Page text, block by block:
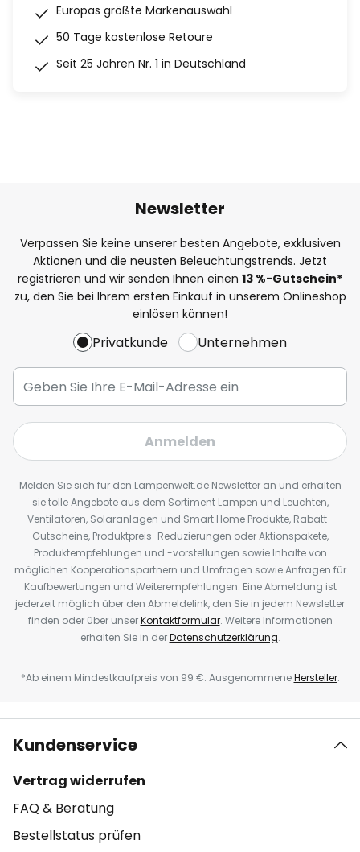
Europas größte Markenauswahl
50 Tage kostenlose Retoure
Seit 25 Jahren Nr. 1 in Deutschland
Newsletter
Verpassen Sie keine unserer besten Angebote, exklusiven
Aktionen und die neusten Beleuchtungstrends. Jetzt
registrieren und wir senden Ihnen einen 13 %-Gutschein*
zu, den Sie bei Ihrem ersten Einkauf in unserem Onlineshop
einlösen können!
Privatkunde Unternehmen
Anmelden
Melden Sie sich für den Lampenwelt.de Newsletter an und erhalten
sie tolle Angebote aus dem Sortiment Lampen und Leuchten,
Ventilatoren, Solaranlagen und Smart Home Produkte, Rabatt-
Gutscheine, Produktpreis-Reduzierungen oder Aktionspakete,
Produktempfehlungen und -vorstellungen sowie Inhalte von
möglichen Kooperationspartnern und Umfragen sowie Anfragen für
Kaufbewertungen und Weiterempfehlungen. Eine Abmeldung ist
jederzeit möglich über den Abmeldelink, den Sie in jedem Newsletter
finden oder über unserKontaktformular. Weitere Informationen
erhalten Sie in derDatenschutzerklärung.
*Ab einem Mindestkaufpreis von 99 €. AusgenommeneHersteller.
Kundenservice
Vertrag widerrufen
FAQ & Beratung
Bestellstatus prüfen